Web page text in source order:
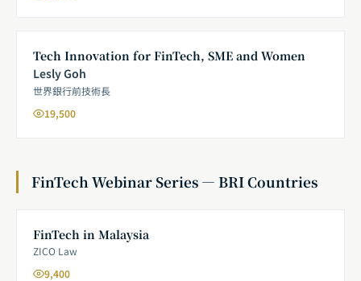
Tech Innovation for FinTech, SME and Women
Lesly Goh
世界銀行前技術長
19,500
FinTech Webinar Series — BRI Countries
FinTech in Malaysia
ZICO Law
9,400